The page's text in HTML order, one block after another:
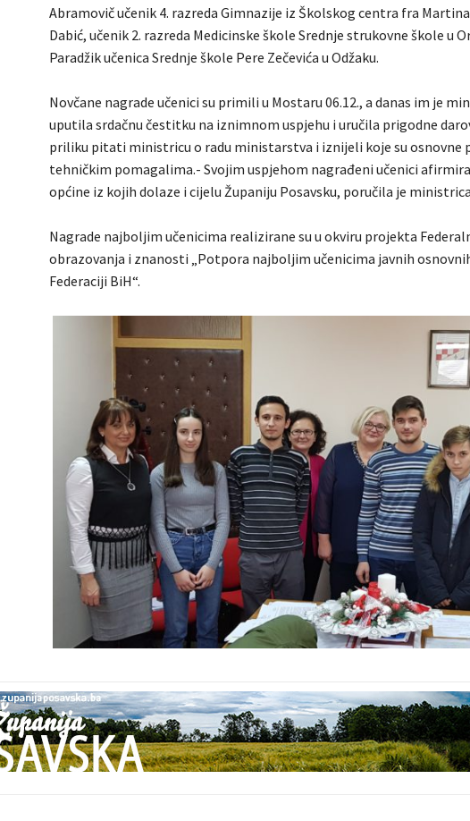
Abramovič učenik 4. razreda Gimnazije iz Školskog centra fra Martina
Dabić, učenik 2. razreda Medicinske škole Srednje strukovne škole u
Paradžik učenica Srednje škole Pere Zečevića u Odžaku.
Novčane nagrade učenici su primili u Mostaru 06.12., a danas im je
uputila srdačnu čestitku na iznimnom uspjehu i uručila prigodne
priliku pitati ministricu o radu ministarstva i iznijeli koje su osnovne
tehničkim pomagalima.- Svojim uspjehom nagrađeni učenici
općine iz kojih dolaze i cijelu Županiju Posavsku, poručila je
Nagrade najboljim učenicima realizirane su u okviru projekta
obrazovanja i znanosti „Potpora najboljim učenicima javnih
Federaciji BiH“.